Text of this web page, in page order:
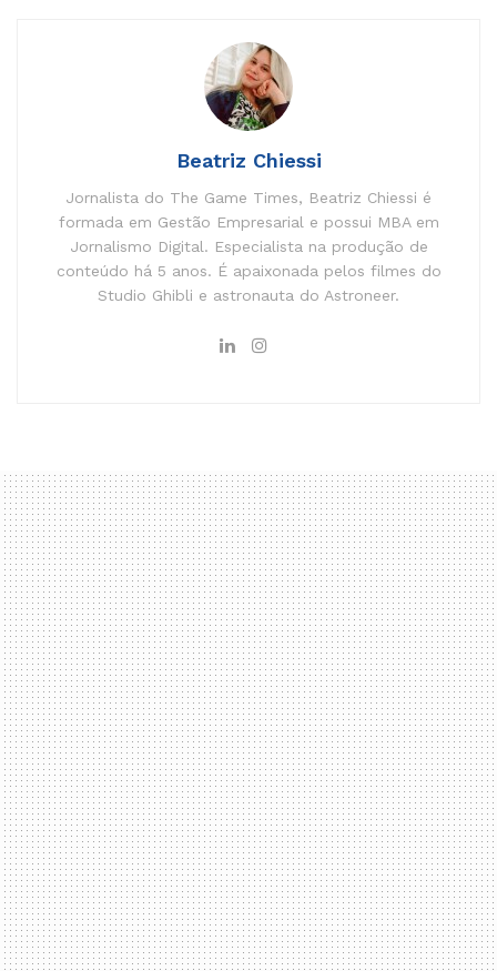
Beatriz Chiessi
Jornalista do The Game Times, Beatriz Chiessi é
formada em Gestão Empresarial e possui MBA em
Jornalismo Digital. Especialista na produção de
conteúdo há 5 anos. É apaixonada pelos filmes do
Studio Ghibli e astronauta do Astroneer.